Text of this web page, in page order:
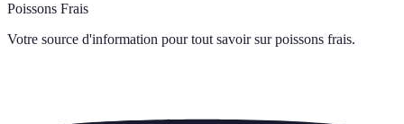
Poissons Frais
Votre source d'information pour tout savoir sur poissons frais.